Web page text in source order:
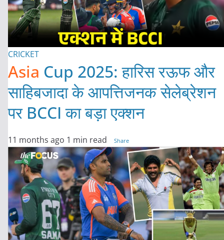
CRICKET
Asia Cup 2025: हारिस रऊफ और
साहिबजादा के आपत्तिजनक सेलेब्रेशन
पर BCCI का बड़ा एक्शन
11 months ago 1 min read Share